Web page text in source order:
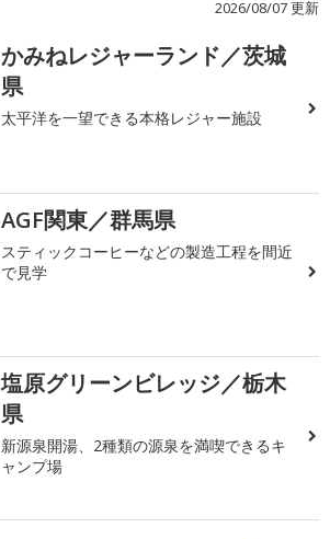
2026/08/07 更新
かみねレジャーランド／茨城
県
太平洋を一望できる本格レジャー施設
AGF関東／群馬県
スティックコーヒーなどの製造工程を間近
で見学
塩原グリーンビレッジ／栃木
県
新源泉開湯、2種類の源泉を満喫できるキ
ャンプ場